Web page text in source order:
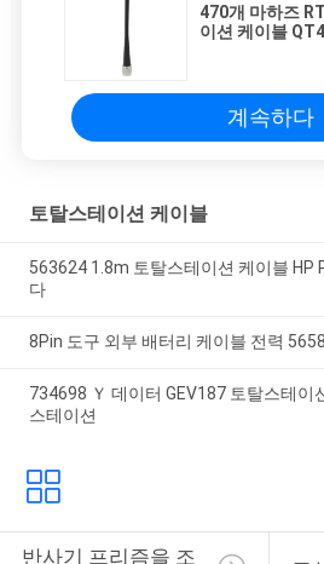
470개 마하즈
이션 케이블
계속하다
토탈스테이션 케이블
563624 1.8m 토탈스테이션 케이블 HP
다
8Pin 도구 외부 배터리 케이블 전력
734698 Ｙ 데이터 GEV187 토탈스테이
스테이션
반사기 프리즘을 조